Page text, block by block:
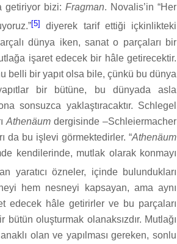
getiriyor bizi: Fragman. Novalis’in “Her
[5]
diyerek tarif ettiği içkinlikteki
dünya iken, sanat o parçaları bir
işaret edecek bir hâle getirecektir.
belli bir yapıt olsa bile, çünkü bu dünya
bir bütüne, bu dünyada asla
sonsuzca yaklaştıracaktır. Schlegel
Athenäum dergisinde –Schleiermacher
da bu işlevi görmektedirler. “Athenäum
kendilerinde, mutlak olarak konmayı
yaratıcı özneler, içinde bulundukları
hem nesneyi kapsayan, ama aynı
edecek hâle getirirler ve bu parçaları
oluşturmak olanaksızdır. Mutlağı
olan ve yapılması gereken, sonlu